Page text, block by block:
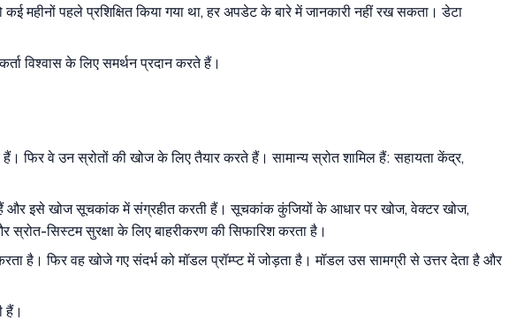
पहले प्रशिक्षित किया गया था, हर अपडेट के बारे में जानकारी नहीं रख सकता। डेटा
विश्वास के लिए समर्थन प्रदान करते हैं।
फिर वे उन स्रोतों की खोज के लिए तैयार करते हैं। सामान्य स्रोत शामिल हैं: सहायता केंद्र,
हैं और इसे खोज सूचकांक में संग्रहीत करती हैं। सूचकांक कुंजियों के आधार पर खोज, वेक्टर खोज,
सिस्टम सुरक्षा के लिए बाहरीकरण की सिफारिश करता है।
करता है। फिर वह खोजे गए संदर्भ को मॉडल प्रॉम्प्ट में जोड़ता है। मॉडल उस सामग्री से उत्तर देता है और
हैं।